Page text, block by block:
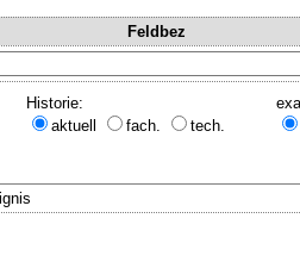
Feldbez
Historie:
aktuell
fach. tech.